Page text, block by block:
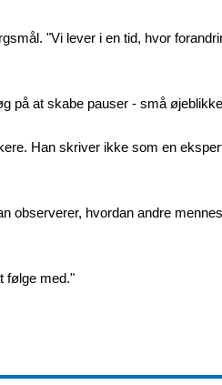
"Vi lever i en tid, hvor
at skabe pauser - små
Han skriver ikke som en
observerer, hvordan andre
følge med."